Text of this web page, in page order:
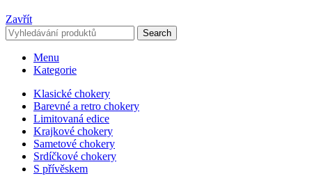
Zavřít
Search
Menu
Kategorie
Klasické chokery
Barevné a retro chokery
Limitovaná edice
Krajkové chokery
Sametové chokery
Srdíčkové chokery
S přívěskem